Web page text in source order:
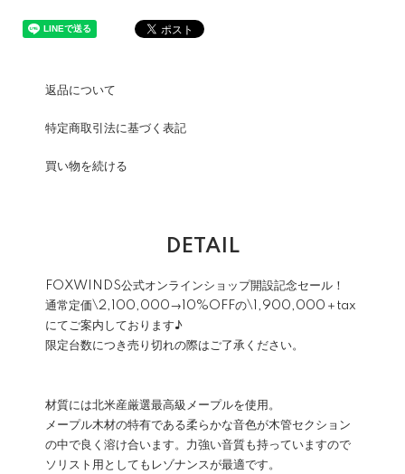
返品について
特定商取引法に基づく表記
買い物を続ける
DETAIL
FOXWINDS公式オンラインショップ開設記念セール！
通常定価\2,100,000→10%OFFの\1,900,000＋tax
にてご案内しております♪
限定台数につき売り切れの際はご了承ください。
材質には北米産厳選最高級メープルを使用。
メープル木材の特有である柔らかな音色が木管セクション
の中で良く溶け合います。力強い音質も持っていますので
ソリスト用としてもレゾナンスが最適です。